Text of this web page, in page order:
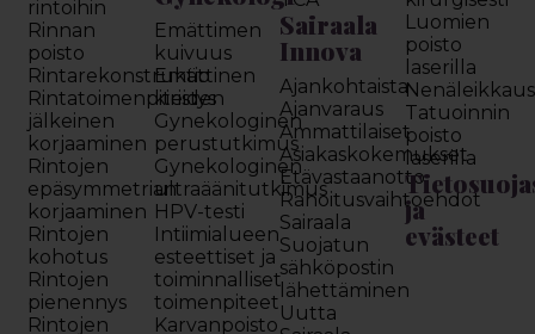
rintoihin
Rinnan
poisto
Rintarekonstruktio
Rintatoimenpiteiden
jälkeinen
korjaaminen
Rintojen
epäsymmetrian
korjaaminen
Rintojen
kohotus
Rintojen
pienennys
Rintojen
Emättimen
kuivuus
Emättinen
kiristys
Gynekologinen
perustutkimus
Gynekologinen
ultraäänitutkimus
HPV-testi
Intiimialueen
esteettiset ja
toiminnalliset
toimenpiteet
Karvanpoisto
Sairaala
Innova
Ajankohtaista
Ajanvaraus
Ammattilaiset
Asiakaskokemukset
Etävastaanotto
Rahoitusvaihtoehdot
Sairaala
Suojatun
sähköpostin
lähettäminen
Uutta
Luomien
poisto
laserilla
Nenäleikkaus
Tatuoinnin
poisto
laserilla
ja
evästeet